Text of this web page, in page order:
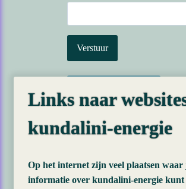
Links naar
kundalini-energie
Op het internet zijn veel plaatsen waar
informatie over kundalini-energie kunt